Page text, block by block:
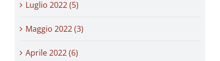
Luglio 2022 (5)
Maggio 2022 (3)
Aprile 2022 (6)